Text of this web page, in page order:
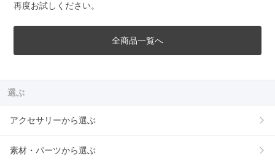
再度お試しください。
全商品一覧へ
選ぶ
アクセサリーから選ぶ
素材・パーツから選ぶ